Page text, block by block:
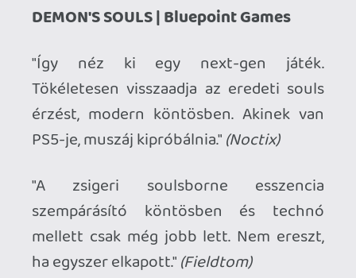
DOOM ETERNAL | id Software
"Utoljára talán a Doom2-ben
vigyorogtam ennyit egy
adrenalinpumpáló csata végeztével."
"Igazi agyatlanság. Nekem pont erre
van/volt szükségem sokszor. Több
platformon is nekiláttam, mert miért ne.
Tud vontatott lenni, de mindig elértem
vele azt a szórakozási szintet amit